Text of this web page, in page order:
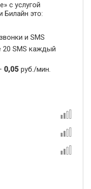
с услугой
Билайн это:
и SMS
SMS каждый
0,05 руб./мин.